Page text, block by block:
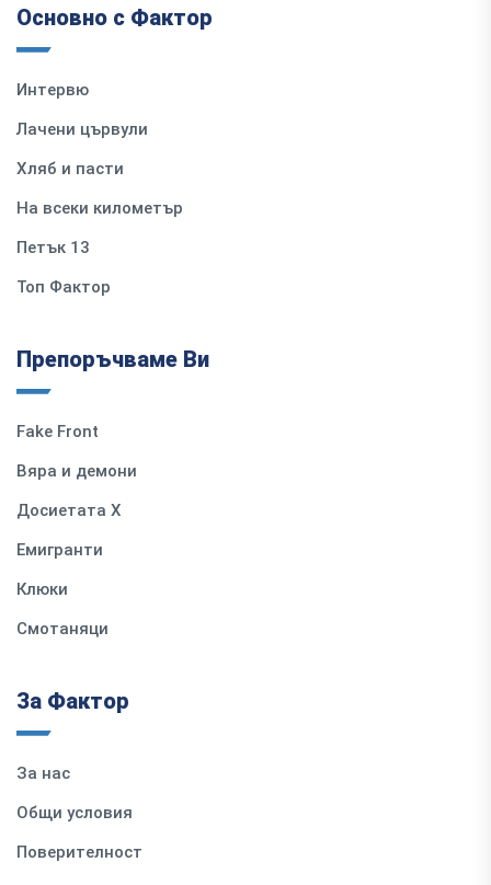
Основно с Фактор
Интервю
Лачени цървули
Хляб и пасти
На всеки километър
Петък 13
Топ Фактор
Препоръчваме Ви
Fake Front
Вяра и демони
Досиетата Х
Емигранти
Клюки
Смотаняци
За Фактор
За нас
Общи условия
Поверителност